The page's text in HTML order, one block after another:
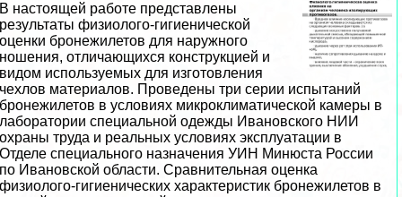
В настоящей работе представлены
результаты физиолого-гигиенической
оценки бронежилетов для наружного
ношения, отличающихся конструкцией и
видом используемых для изготовления
чехлов материалов. Проведены три серии испытаний
бронежилетов в условиях микроклиматической камеры в
лаборатории специальной одежды Ивановского НИИ
охраны труда и реальных условиях эксплуатации в
Отделе специального назначения УИН Минюста России
по Ивановской области. Сравнительная оценка
физиолого-гигиенических хаpaктеристик бронежилетов в